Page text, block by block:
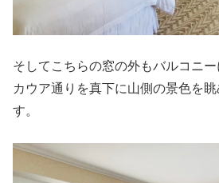
そしてこちらの窓の外もバルコニ
カウア通りを真下に山側の景色を
す。